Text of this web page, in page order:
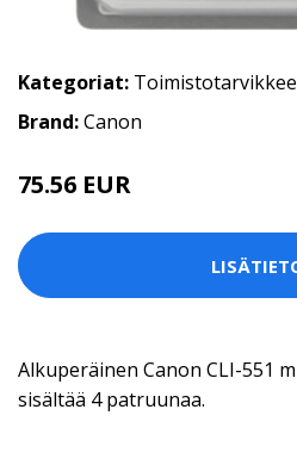
Kategoriat:
Brand:Canon
75.56 EUR
Alkuperäinen Canon CLI-551
sisältää 4 patruunaa.